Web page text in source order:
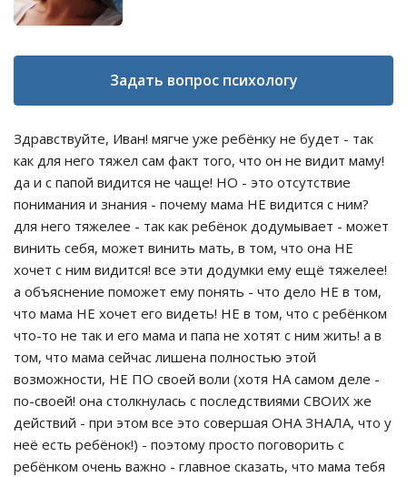
Задать вопрос психологу
Здравствуйте, Иван! мягче уже ребёнку не будет - так
как для него тяжел сам факт того, что он не видит маму!
да и с папой видится не чаще! НО - это отсутствие
понимания и знания - почему мама НЕ видится с ним?
для него тяжелее - так как ребёнок додумывает - может
винить себя, может винить мать, в том, что она НЕ
хочет с ним видится! все эти додумки ему ещё тяжелее!
а объяснение поможет ему понять - что дело НЕ в том,
что мама НЕ хочет его видеть! НЕ в том, что с ребёнком
что-то не так и его мама и папа не хотят с ним жить! а в
том, что мама сейчас лишена полностью этой
возможности, НЕ ПО своей воли (хотя НА самом деле -
по-своей! она столкнулась с последствиями СВОИХ же
действий - при этом все это совершая ОНА ЗНАЛА, что у
неё есть ребёнок!) - поэтому просто поговорить с
ребёнком очень важно - главное сказать, что мама тебя